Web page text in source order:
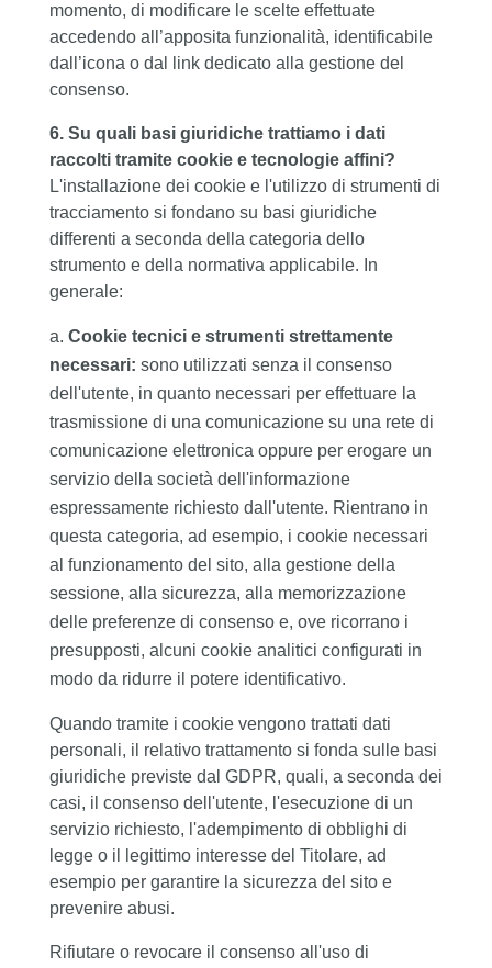
momento, di modificare le scelte effettuate
accedendo all’apposita funzionalità, identificabile
dall’icona o dal link dedicato alla gestione del
consenso.
6. Su quali basi giuridiche trattiamo i dati
raccolti tramite cookie e tecnologie affini?
L'installazione dei cookie e l'utilizzo di strumenti di
tracciamento si fondano su basi giuridiche
differenti a seconda della categoria dello
strumento e della normativa applicabile. In
generale:
Cookie tecnici e strumenti strettamente
necessari: sono utilizzati senza il consenso
dell'utente, in quanto necessari per effettuare la
trasmissione di una comunicazione su una rete di
comunicazione elettronica oppure per erogare un
servizio della società dell'informazione
espressamente richiesto dall'utente. Rientrano in
questa categoria, ad esempio, i cookie necessari
al funzionamento del sito, alla gestione della
sessione, alla sicurezza, alla memorizzazione
delle preferenze di consenso e, ove ricorrano i
presupposti, alcuni cookie analitici configurati in
modo da ridurre il potere identificativo.
Quando tramite i cookie vengono trattati dati
personali, il relativo trattamento si fonda sulle basi
giuridiche previste dal GDPR, quali, a seconda dei
casi, il consenso dell'utente, l'esecuzione di un
servizio richiesto, l'adempimento di obblighi di
legge o il legittimo interesse del Titolare, ad
esempio per garantire la sicurezza del sito e
prevenire abusi.
Rifiutare o revocare il consenso all'uso di